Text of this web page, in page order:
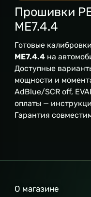
Прошивки
ME7.4.4
Готовые
ME7.4.4 на
Доступные
мощности и
AdBlue/SCR off,
оплаты —
Гарантия
О магазине